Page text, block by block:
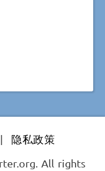
|
隐私政策
All rights